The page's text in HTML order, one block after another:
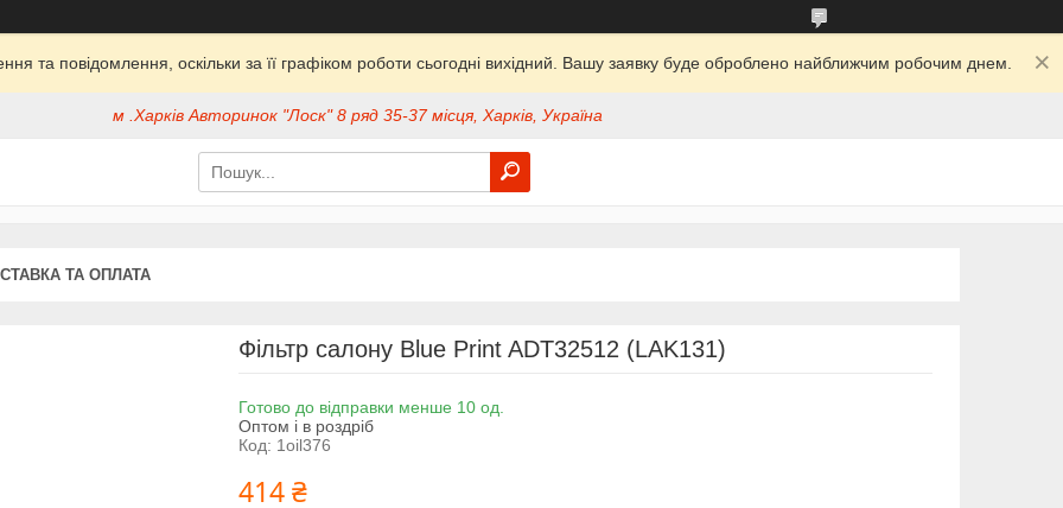
та повідомлення, оскільки за її графіком роботи сьогодні вихідний. Вашу заявку буде оброблено найближчим робочим днем.
м .Харків Авторинок "Лоск" 8 ряд 35-37 місця, Харків, Україна
ТА ОПЛАТА
Фільтр салону Blue Print ADT32512 (LAK131)
Готово до відправки менше 10 од.
Оптом і в роздріб
Код: 1oil376
414 ₴